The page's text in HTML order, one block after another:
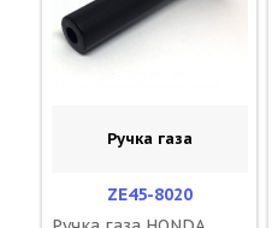
Ручка газа
ZE45-8020